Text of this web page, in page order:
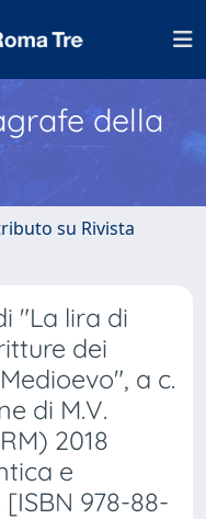
della
su Rivista
"La lira di
dei
a c.
di M.V.
2018
e
978-88-